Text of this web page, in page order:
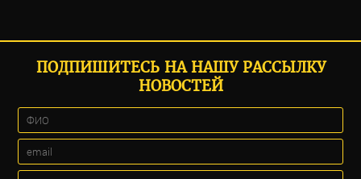
ПОДПИШИТЕСЬ НА НАШУ РАССЫЛКУ
НОВОСТЕЙ